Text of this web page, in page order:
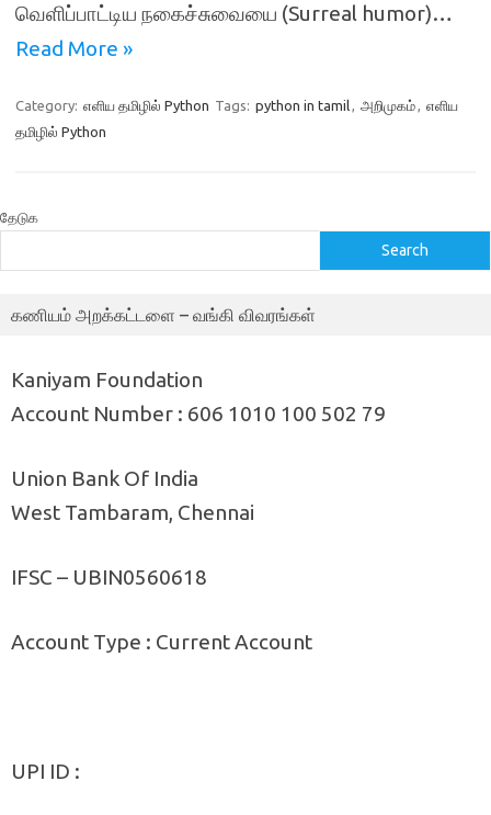
வெளிப்பாட்டிய நகைச்சுவையை (Surreal humor)…
Read More »
Category: எளிய தமிழில் Python Tags: python in tamil, அறிமுகம், எளிய
தமிழில் Python
தேடுக
Search
கணியம் அறக்கட்டளை – வங்கி விவரங்கள்
Kaniyam Foundation
Account Number : 606 1010 100 502 79
Union Bank Of India
West Tambaram, Chennai
IFSC – UBIN0560618
Account Type : Current Account
UPI ID :